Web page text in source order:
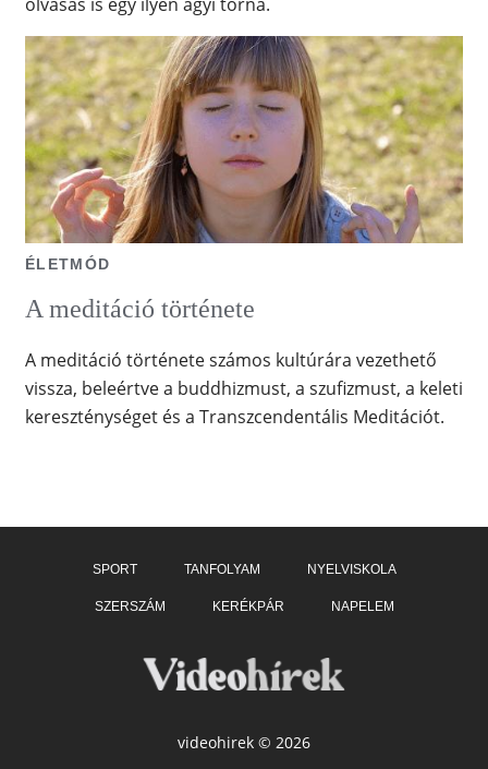
olvasás is egy ilyen agyi torna.
ÉLETMÓD
A meditáció története
A meditáció története számos kultúrára vezethető
vissza, beleértve a buddhizmust, a szufizmust, a keleti
kereszténységet és a Transzcendentális Meditációt.
SPORT TANFOLYAM NYELVISKOLA
SZERSZÁM KERÉKPÁR NAPELEM
videohirek © 2026